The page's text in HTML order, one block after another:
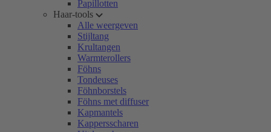
Papillotten
Haar-tools
Alle weergeven
Stijltang
Krultangen
Warmterollers
Föhns
Tondeuses
Föhnborstels
Föhns met diffuser
Kapmantels
Kappersscharen